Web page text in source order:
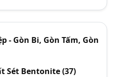
- Gòn Bi, Gòn Tấm, Gòn
Sét Bentonite(37)